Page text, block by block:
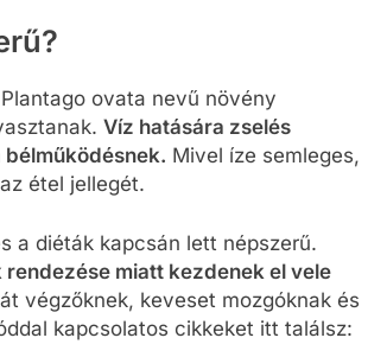
ovata nevű növény
Víz hatására zselés
Mivel íze semleges,
étel jellegét.
a diéták kapcsán lett népszerű.
miatt kezdenek el vele
végzőknek, keveset mozgóknak és
kapcsolatos cikkeket itt találsz: